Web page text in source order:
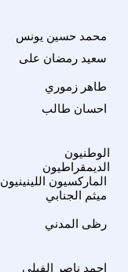
محمد حسين يونس
سعيد رمضان على
طاهر زموري
احسان طالب
الوطنيون
الديمقراطيون
الماركسيون اللينينيون
ميثم الجنابي
رظى المدني
احمد ناصر الفيلي